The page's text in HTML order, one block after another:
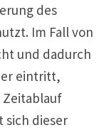
des
Im Fall von
und dadurch
eintritt,
sich dieser